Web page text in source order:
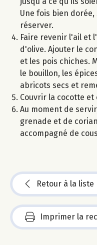
Une fois bien
réserver.
Faire revenir l'ail et
d'olive. Ajouter le
et les pois chiches.
le bouillon, les
abricots secs et
Couvrir la cocotte et
Au moment de
grenade et de
accompagné de
Retour à la liste
Imprimer la